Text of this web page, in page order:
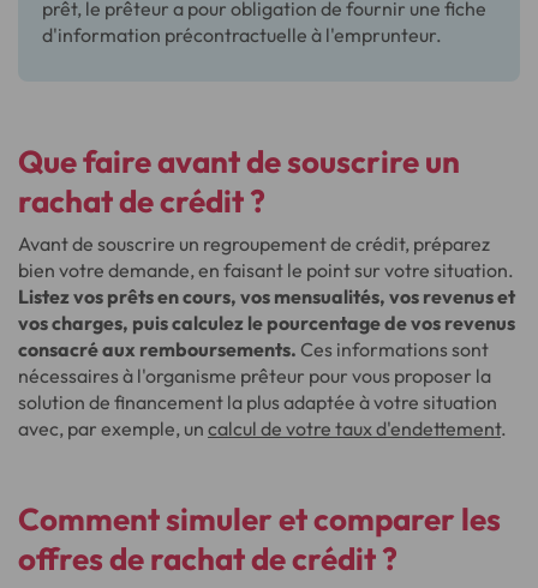
prêt, le prêteur a pour obligation de fournir une fiche
d'information précontractuelle à l'emprunteur.
Que faire avant de souscrire un
rachat de crédit ?
Avant de souscrire un regroupement de crédit, préparez
bien votre demande, en faisant le point sur votre situation.
Listez vos prêts en cours, vos mensualités, vos revenus et
vos charges, puis calculez le pourcentage de vos revenus
consacré aux remboursements. Ces informations sont
nécessaires à l'organisme prêteur pour vous proposer la
solution de financement la plus adaptée à votre situation
avec, par exemple, un calcul de votre taux d'endettement.
Comment simuler et comparer les
offres de rachat de crédit ?